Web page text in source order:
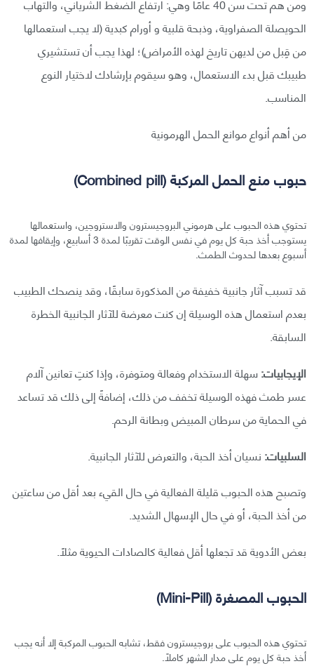
الحويصلة الصفراوية، وذبحة قلبية و أورام كبدية (لا يجب استعمالها
من قِبل من لديهن تاريخ لهذه الأمراض)؛ لهذا يجب أن تستشيري
طبيبك قبل بدء الاستعمال، وهو سيقوم بإرشادك لاختيار النوع
المناسب.
من أهم أنواع موانع الحمل الهرمونية
حبوب منع الحمل المركبة (Combined pill)
تحتوي هذه الحبوب على هرموني البروجيسترون والاستروجين، واستعمالها
يستوجب أخذ حبة كل يوم في نفس الوقت تقريبًا لمدة 3 أسابيع، وإيقافها لمدة
أسبوع بعدها لحدوث الطمث.
قد تسبب آثار جانبية خفيفة من المذكورة سابقًا، وقد ينصحك الطبيب
بعدم استعمال هذه الوسيلة إن كنت معرضة للآثار الجانبية الخطرة
السابقة.
الإيجابيات:سهلة الاستخدام وفعالة ومتوفرة، وإذا كنتِ تعانين آلام
عسر طمث فهذه الوسيلة تخفف من ذلك، إضافةً إلى ذلك قد تساعد
في الحماية من سرطان المبيض وبطانة الرحم.
السلبيات: نسيان أخذ الحبة، والتعرض للآثار الجانبية.
وتصبح هذه الحبوب قليلة الفعالية في حال القيء بعد أقل من ساعتين
من أخذ الحبة، أو في حال الإسهال الشديد.
بعض الأدوية قد تجعلها أقل فعالية كالصادات الحيوية مثلًا.
الحبوب المصغرة (Mini-Pill)
تحتوي هذه الحبوب على بروجيسترون فقط، تشابه الحبوب المركبة إلا أنه يجب
أخذ حبة كل يوم على مدار الشهر كاملًا.